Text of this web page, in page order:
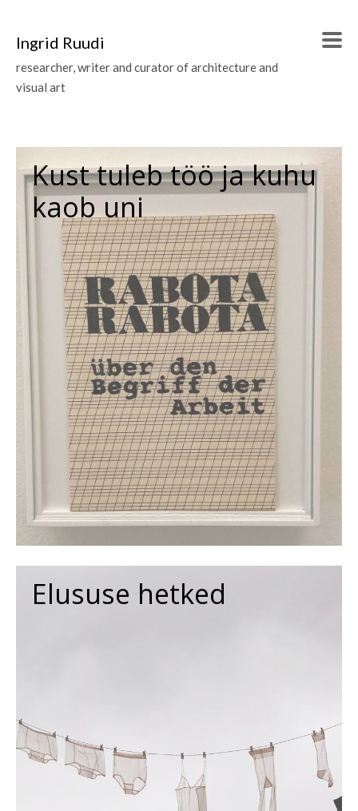
Ingrid Ruudi
researcher, writer and curator of architecture and
visual art
Kust tuleb töö ja kuhu
kaob uni
Elususe hetked